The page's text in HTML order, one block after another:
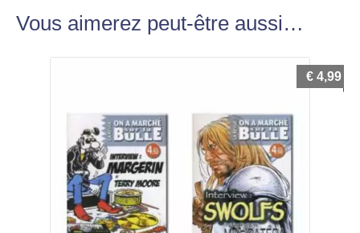
Vous aimerez peut-être aussi…
€ 4,99